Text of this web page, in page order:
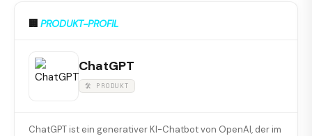
PRODUKT-PROFIL
ChatGPT
🛠 PRODUKT
ChatGPT ist ein generativer KI-Chatbot von OpenAI, der im